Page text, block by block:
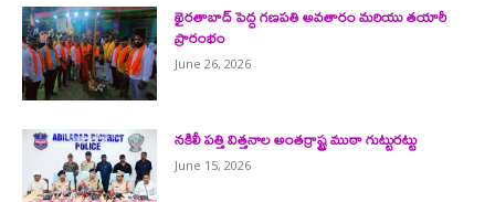
ఖైరతాబాద్ పెద్ద గణపతి అవతారం మరియు తయారీ
ప్రారంభం
June 26, 2026
నకిలీ పత్తి విత్తనాల అంతర్రాష్ట్ర ముఠా గుట్టురట్టు
June 15, 2026